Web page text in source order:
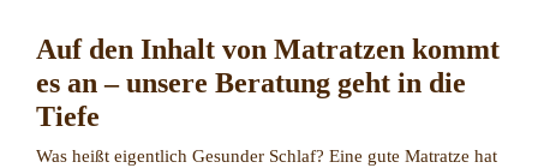
Auf den Inhalt von Matratzen kommt
es an – unsere Beratung geht in die
Tiefe
Was heißt eigentlich Gesunder Schlaf? Eine gute Matratze hat